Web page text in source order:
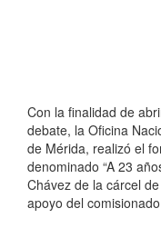
Con la finalidad de
debate, la Oficina
de Mérida, realizó el
denominado “A 23
Chávez de la cárcel
apoyo del